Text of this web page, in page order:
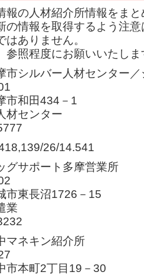
報の人材紹介所情報をま
の情報を取得するよう注
はありません。
参照程度にお願いいたしま
市シルバー人材センター
市和田434－1
材センター
26/14.541
グサポート多摩営業所
市東長沼1726－15
業
マネキン紹介所
市本町2丁目19－30